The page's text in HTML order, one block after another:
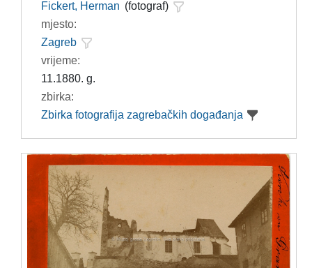
Fickert, Herman (fotograf)
mjesto:
Zagreb
vrijeme:
11.1880. g.
zbirka:
Zbirka fotografija zagrebačkih događanja